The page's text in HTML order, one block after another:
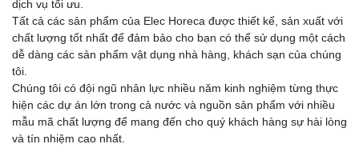
dịch vụ tối ưu.
Tất cả các sản phẩm của Elec Horeca được thiết kế, sản xuất với
chất lượng tốt nhất để đảm bảo cho bạn có thể sử dụng một cách
dễ dàng các sản phẩm vật dụng nhà hàng, khách sạn của chúng
tôi.
Chúng tôi có đội ngũ nhân lực nhiều năm kinh nghiệm từng thực
hiện các dự án lớn trong cả nước và nguồn sản phẩm với nhiều
mẫu mã chất lượng để mang đến cho quý khách hàng sự hài lòng
và tín nhiệm cao nhất.